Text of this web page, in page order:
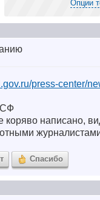
Опции
press-center/
СФ
коряво написано,
Спасибо